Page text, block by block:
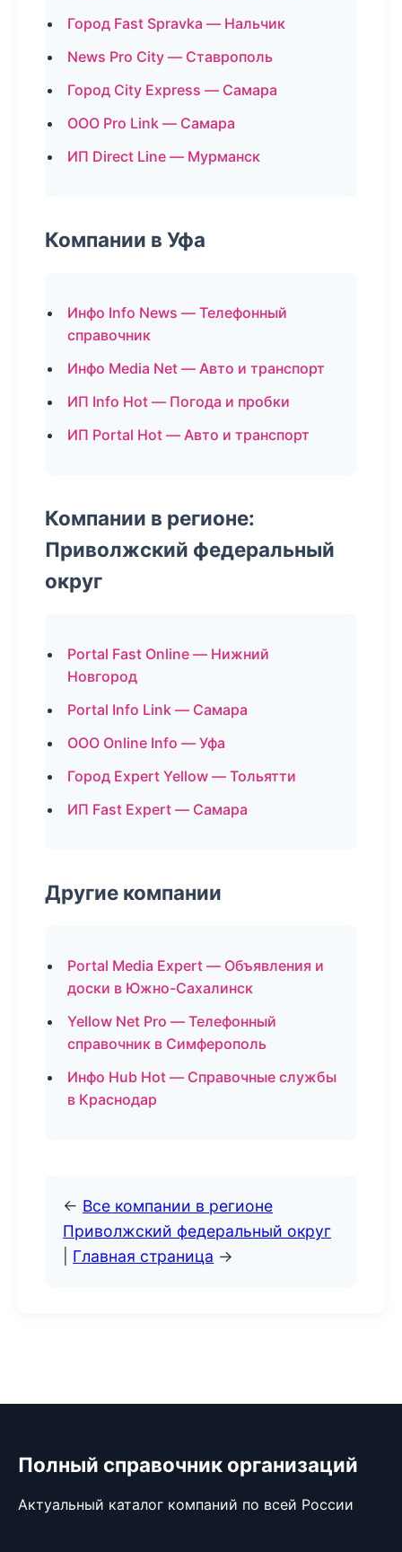
Город Fast Spravka — Нальчик
News Pro City — Ставрополь
Город City Express — Самара
ООО Pro Link — Самара
ИП Direct Line — Мурманск
Компании в Уфа
Инфо Info News — Телефонный
справочник
Инфо Media Net — Авто и транспорт
ИП Info Hot — Погода и пробки
ИП Portal Hot — Авто и транспорт
Компании в регионе:
Приволжский федеральный
округ
Portal Fast Online — Нижний
Новгород
Portal Info Link — Самара
ООО Online Info — Уфа
Город Expert Yellow — Тольятти
ИП Fast Expert — Самара
Другие компании
Portal Media Expert — Объявления и
доски в Южно-Сахалинск
Yellow Net Pro — Телефонный
справочник в Симферополь
Инфо Hub Hot — Справочные службы
в Краснодар
← Все компании в регионе
Приволжский федеральный округ
Главная страница →
Полный справочник организаций
Актуальный каталог компаний по всей России